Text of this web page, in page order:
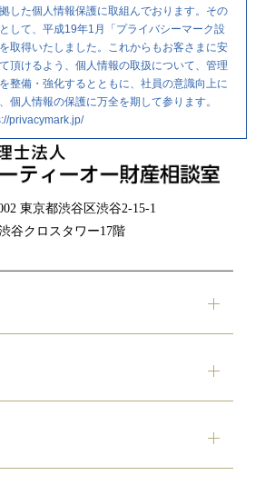
東京都渋谷区渋谷2-15-1
谷クロスタワー17階
した個人情報保護に取組んでおります。その
して、平成19年1月「プライバシーマーク設
取得いたしました。これからもお客さまに安
頂けるよう、個人情報の取扱について、管理
整備・強化するとともに、社員の意識向上に
個人情報の保護に万全を期して参ります。
privacymark.jp/